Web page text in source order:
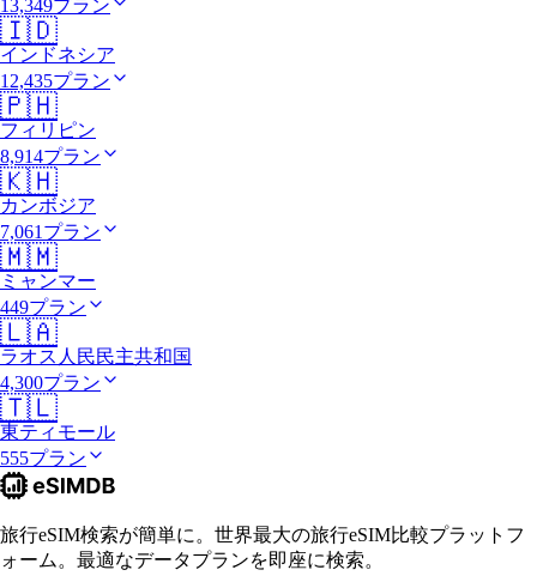
13,349プラン
🇮🇩
インドネシア
12,435プラン
🇵🇭
フィリピン
8,914プラン
🇰🇭
カンボジア
7,061プラン
🇲🇲
ミャンマー
449プラン
🇱🇦
ラオス人民民主共和国
4,300プラン
🇹🇱
東ティモール
555プラン
旅行eSIM検索が簡単に。世界最大の旅行eSIM比較プラットフ
ォーム。最適なデータプランを即座に検索。